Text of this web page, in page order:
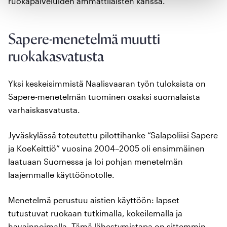
Sapere-menetelmä muutti
ruokakasvatusta
Yksi keskeisimmistä Naalisvaaran työn tuloksista on
Sapere-menetelmän tuominen osaksi suomalaista
varhaiskasvatusta.
Jyväskylässä toteutettu pilottihanke “Salapoliisi Sapere
ja KoeKeittiö” vuosina 2004–2005 oli ensimmäinen
laatuaan Suomessa ja loi pohjan menetelmän
laajemmalle käyttöönotolle.
Menetelmä perustuu aistien käyttöön: lapset
tutustuvat ruokaan tutkimalla, kokeilemalla ja